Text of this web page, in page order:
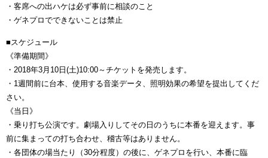
・客席への出ハケは必ず事前に相談のこと
・ゲネプロでできないことは禁止
■スケジュール
《準備期間》
・2018年3月10日(土)10:00～チケットを発売します。
・1週間前に台本、使用する音楽データ、照明効果の希望を提出してくだ
さい。
《当日》
・乗り打ち公演です。劇場入りしてその日のうちに本番を迎えます。事
前に集まっての打ち合わせ、稽古等はありません。
・各団体の場当たり（30分程度）の後に、ゲネプロを行い、本番に臨